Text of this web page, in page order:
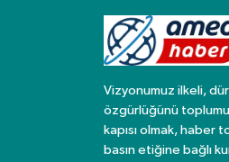
Vizyonumuz ilkeli,
özgürlüğünü
kapısı olmak, haber
basın etiğine bağlı